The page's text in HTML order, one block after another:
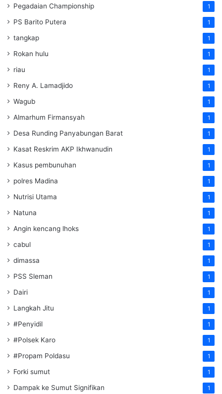
Pegadaian Championship 1
PS Barito Putera 1
tangkap 1
Rokan hulu 1
riau 1
Reny A. Lamadjido 1
Wagub 1
Almarhum Firmansyah 1
Desa Runding Panyabungan Barat 1
Kasat Reskrim AKP Ikhwanudin 1
Kasus pembunuhan 1
polres Madina 1
Nutrisi Utama 1
Natuna 1
Angin kencang lhoks 1
cabul 1
dimassa 1
PSS Sleman 1
Dairi 1
Langkah Jitu 1
#Penyidil 1
#Polsek Karo 1
#Propam Poldasu 1
Forki sumut 1
Dampak ke Sumut Signifikan 1